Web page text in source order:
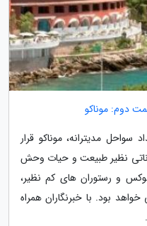
دوم: موناکو
مدیترانه، موناکو قرار
نظیر طبیعت و حیات وحش
و رستوران های کم نظیر،
بود. با خبرنگاران همراه